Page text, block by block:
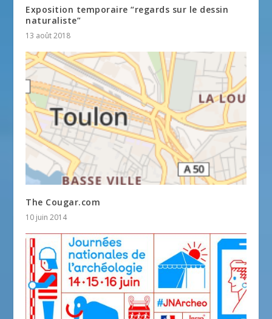
Exposition temporaire “regards sur le dessin
naturaliste”
13 août 2018
The Cougar.com
10 juin 2014